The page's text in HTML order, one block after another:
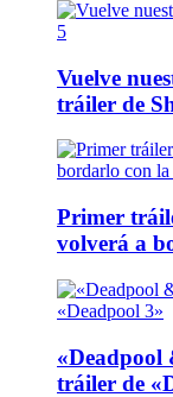
Vuelve
tráiler de
Primer
volverá a
«Deadpool
tráiler de